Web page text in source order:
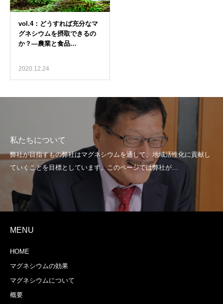
2020.12.24
私たちについて
MENU
HOME
マグネシウムの効果
マグネシウムについて
概要